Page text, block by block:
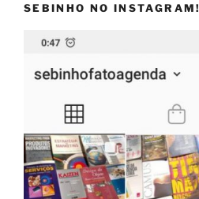
SEBINHO NO INSTAGRAM!